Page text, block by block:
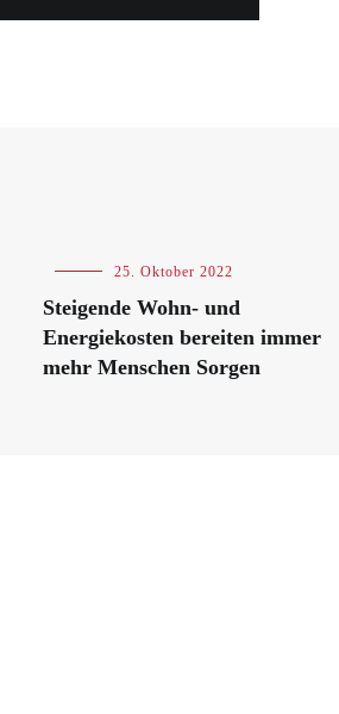
Blog 25. Oktober 2022
Steigende Wohn- und
Energiekosten bereiten immer
mehr Menschen Sorgen